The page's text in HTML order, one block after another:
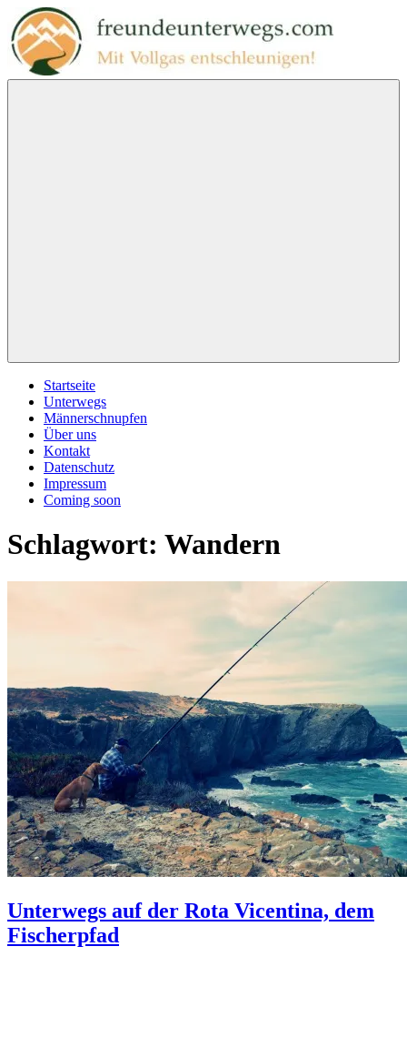
Zum
Inhalt
springen
Startseite
Unterwegs
Männerschnupfen
Über uns
Kontakt
Datenschutz
Impressum
Coming soon
Schlagwort: Wandern
Unterwegs auf der Rota Vicentina, dem
Fischerpfad